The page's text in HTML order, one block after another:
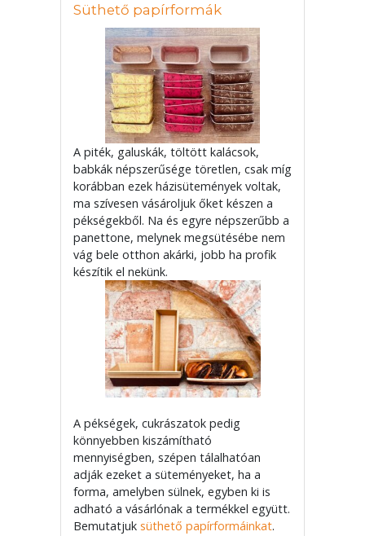
Süthető papírformák
A piték, galuskák, töltött kalácsok,
babkák népszerűsége töretlen, csak míg
korábban ezek házisütemények voltak,
ma szívesen vásároljuk őket készen a
pékségekből. Na és egyre népszerűbb a
panettone, melynek megsütésébe nem
vág bele otthon akárki, jobb ha profik
készítik el nekünk.
A pékségek, cukrászatok pedig
könnyebben kiszámítható
mennyiségben, szépen tálalhatóan
adják ezeket a süteményeket, ha a
forma, amelyben sülnek, egyben ki is
adható a vásárlónak a termékkel együtt.
Bemutatjuk süthető papírformáinkat.